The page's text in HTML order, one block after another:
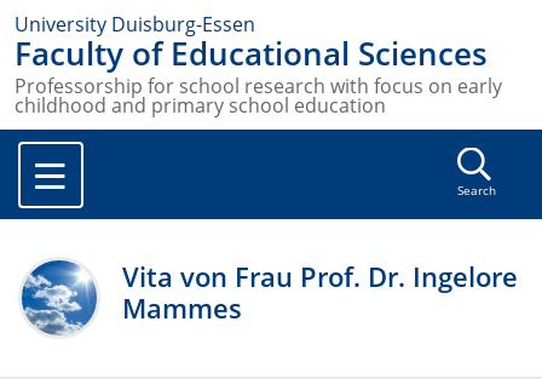
University Duisburg-Essen
Faculty of Educational Sciences
Professorship for school research with focus on early
childhood and primary school education
Search
Vita von Frau Prof. Dr. Ingelore
Mammes